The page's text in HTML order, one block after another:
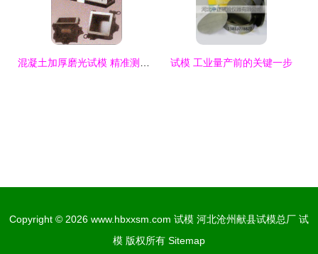
试模 工业量产前的关键一步
Copyright © 2026 www.hbxxsm.com 试模 河北沧州献县试模总厂 试
模 版权所有 Sitemap